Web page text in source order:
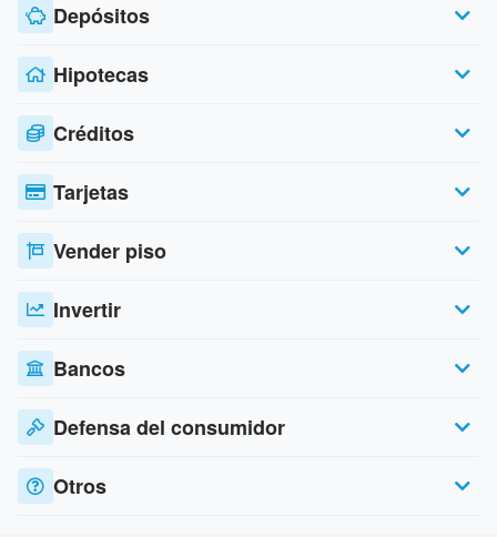
Depósitos
Hipotecas
Créditos
Tarjetas
Vender piso
Invertir
Bancos
Defensa del consumidor
Otros